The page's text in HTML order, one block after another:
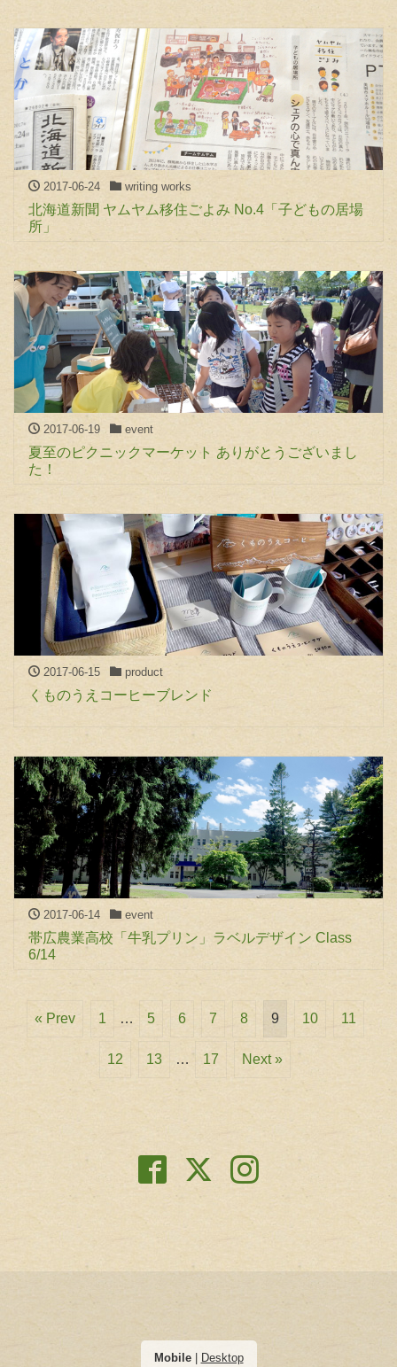
2017-06-24 writing works
北海道新聞 ヤムヤム移住ごよみ No.4「子どもの居場
所」
2017-06-19 event
夏至のピクニックマーケット ありがとうございまし
た！
2017-06-15 product
くものうえコーヒーブレンド
2017-06-14 event
帯広農業高校「牛乳プリン」ラベルデザイン Class
6/14
« Prev 1 … 5 6 7 8 9 10 11
12 13 … 17 Next »
Mobile| Desktop